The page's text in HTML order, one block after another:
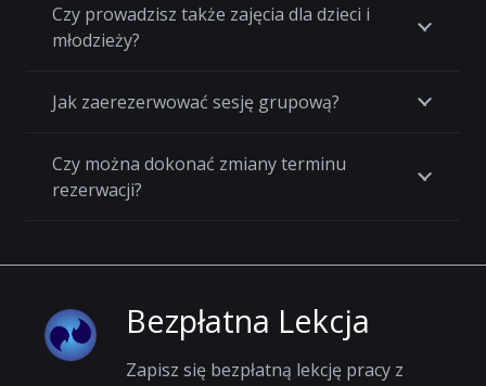
Czy prowadzisz także zajęcia dla dzieci i
młodzieży?
Jak zaerezerwować sesję grupową?
Czy można dokonać zmiany terminu
rezerwacji?
Bezpłatna Lekcja
Zapisz się bezpłatną lekcję pracy z